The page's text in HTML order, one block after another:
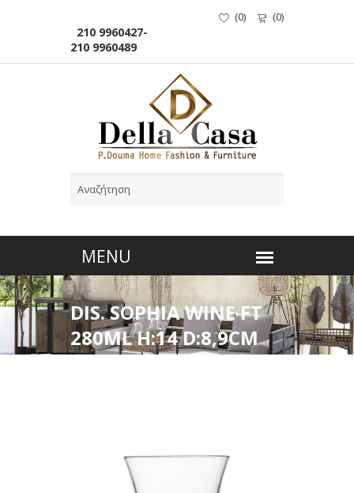
210 9960427-
210 9960489
(0) (0)
DIS. SOPHIA WINE FT
280ML H:14 D:8,9CM
P/600 SB3.OB30 (smA)